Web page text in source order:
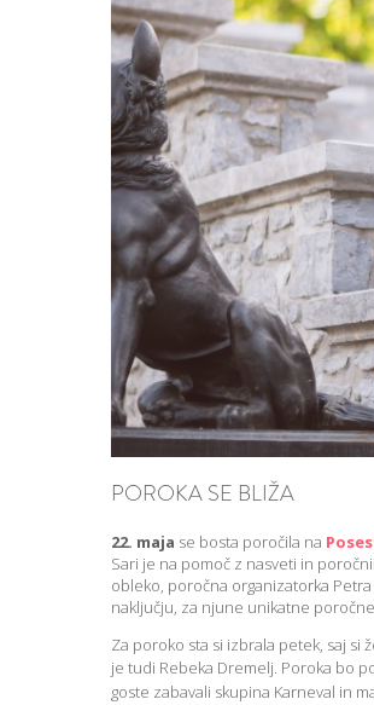
POROKA SE BLIŽA
22. maja se bosta poročila na
Sari je na pomoč z nasveti in
obleko, poročna organizatorka
naključju, za njune unikatne
Za poroko sta si izbrala petek, saj si
je tudi Rebeka Dremelj. Poroka bo
goste zabavali skupina Karneval in